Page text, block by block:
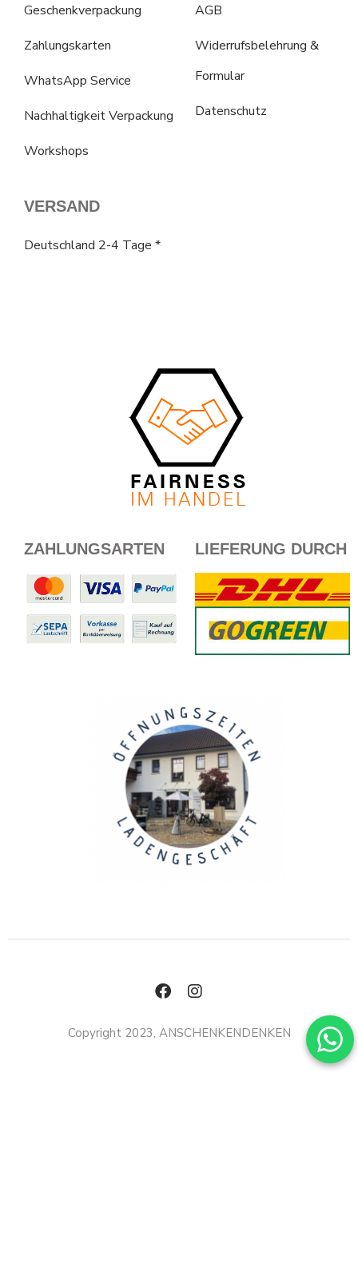
Geschenkverpackung
Zahlungskarten
WhatsApp Service
Nachhaltigkeit Verpackung
Workshops
AGB
Widerrufsbelehrung &
Formular
Datenschutz
VERSAND
Deutschland 2-4 Tage *
ZAHLUNGSARTEN LIEFERUNG DURCH
Copyright 2023, ANSCHENKENDENKEN